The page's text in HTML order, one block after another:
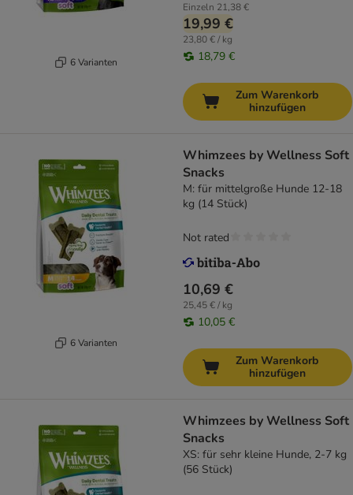
6 Varianten
Einzeln 21,38 €
19,99 €
23,80 € / kg
18,79 €
Zum Warenkorb
hinzufügen
6 Varianten
Whimzees by Wellness Soft
Snacks
M: für mittelgroße Hunde 12-18
kg (14 Stück)
10,69 €
25,45 € / kg
10,05 €
Not rated
Zum Warenkorb
hinzufügen
Whimzees by Wellness Soft
Snacks
XS: für sehr kleine Hunde, 2-7 kg
(56 Stück)